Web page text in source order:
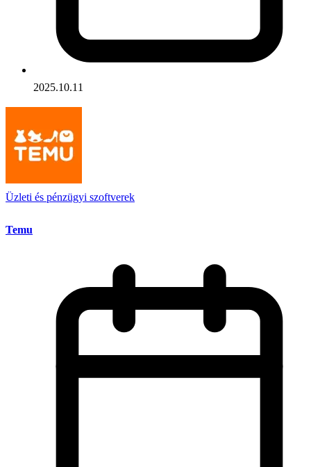
2025.10.11
Üzleti és pénzügyi szoftverek
Temu